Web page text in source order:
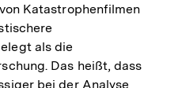
Katastrophenfilmen
als die
Das heißt, dass
bei der Analyse
Zum